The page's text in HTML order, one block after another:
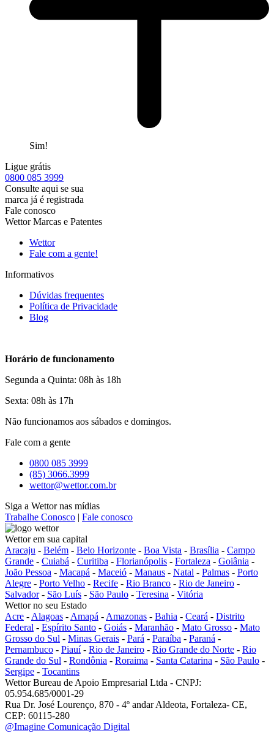
Sim!
Ligue grátis
0800 085 3999
Consulte aqui se sua
marca já é registrada
Fale conosco
Wettor Marcas e Patentes
Wettor
Fale com a gente!
Informativos
Dúvidas frequentes
Política de Privacidade
Blog
Horário de funcionamento
Segunda a Quinta: 08h às 18h
Sexta: 08h às 17h
Não funcionamos aos sábados e domingos.
Fale com a gente
0800 085 3999
(85) 3066.3999
wettor@wettor.com.br
Siga a Wettor nas mídias
Trabalhe Conosco | Fale conosco
Wettor em sua capital
Aracaju - Belém - Belo Horizonte - Boa Vista - Brasília - Campo
Grande - Cuiabá - Curitiba - Florianópolis - Fortaleza - Goiânia -
João Pessoa - Macapá - Maceió - Manaus - Natal - Palmas - Porto
Alegre - Porto Velho - Recife - Rio Branco - Rio de Janeiro -
Salvador- São Luís - São Paulo - Teresina - Vitória
Wettor no seu Estado
Acre - Alagoas - Amapá - Amazonas - Bahia - Ceará - Distrito
Federal - Espírito Santo - Goiás - Maranhão - Mato Grosso - Mato
Grosso do Sul - Minas Gerais - Pará - Paraíba - Paraná -
Pernambuco - Piauí- Rio de Janeiro - Rio Grande do Norte - Rio
Grande do Sul - Rondônia - Roraima - Santa Catarina - São Paulo -
Sergipe - Tocantins
Wettor Bureau de Apoio Empresarial Ltda - CNPJ:
05.954.685/0001-29
Rua Dr. José Lourenço, 870 - 4º andar Aldeota, Fortaleza- CE,
CEP: 60115-280
@Imagine Comunicação Digital